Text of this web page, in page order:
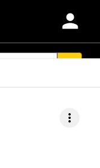
person
more_vert